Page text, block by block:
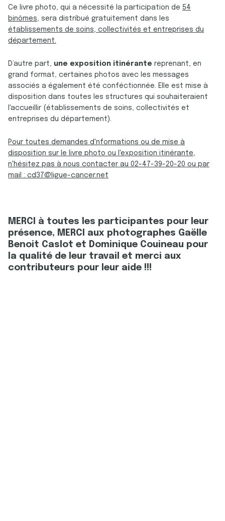
Ce livre photo, qui a nécessité la participation de 54
binômes, sera distribué gratuitement dans les
établissements de soins, collectivités et entreprises du
département.
D’autre part, une exposition itinérante reprenant, en
grand format, certaines photos avec les messages
associés a également été conféctionnée. Elle est mise à
disposition dans toutes les structures qui souhaiteraient
l'accueillir (établissements de soins, collectivités et
entreprises du département).
Pour toutes demandes d'nformations ou de mise à
disposition sur le livre photo ou l'exposition itinérante,
n'hésitez pas à nous contacter au 02-47-39-20-20 ou par
mail : cd37@ligue-cancer.net
MERCI à toutes les participantes pour leur
présence, MERCI aux photographes Gaëlle
Benoit Caslot et Dominique Couineau pour
la qualité de leur travail et merci aux
contributeurs pour leur aide !!!